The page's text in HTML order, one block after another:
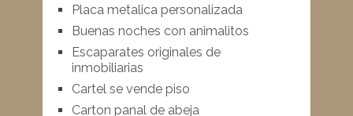
Placa metalica personalizada
Buenas noches con animalitos
Escaparates originales de
inmobiliarias
Cartel se vende piso
Carton panal de abeja